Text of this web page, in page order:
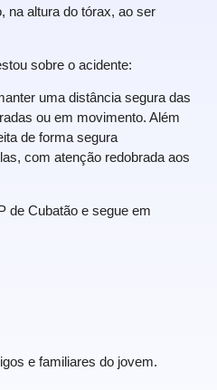
na altura do tórax, ao ser
sobre o acidente:
uma distância segura das
ou em movimento. Além
de forma segura
com atenção redobrada aos
de Cubatão e segue em
e familiares do jovem.